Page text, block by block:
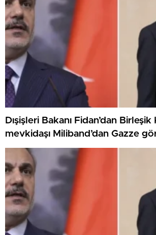
Dışişleri Bakanı Fidan’dan Birleşik
mevkidaşı Miliband’dan Gazze